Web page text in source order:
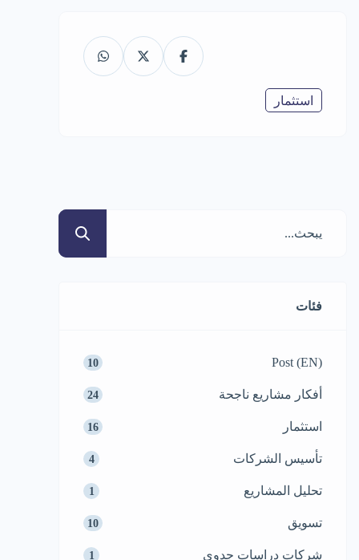
استثمار
فئات
Post (EN)
10
أفكار مشاريع ناجحة 24
استثمار 16
تأسيس الشركات 4
تحليل المشاريع 1
تسويق 10
شركات دراسات جدوى 1